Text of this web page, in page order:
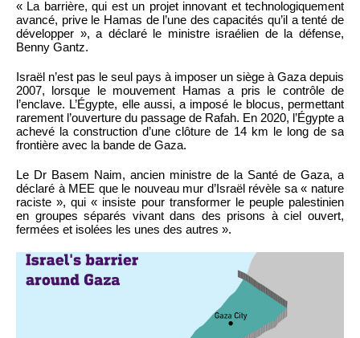
« La barrière, qui est un projet innovant et technologiquement
avancé, prive le Hamas de l’une des capacités qu’il a tenté de
développer », a déclaré le ministre israélien de la défense,
Benny Gantz.
Israël n’est pas le seul pays à imposer un siège à Gaza depuis
2007, lorsque le mouvement Hamas a pris le contrôle de
l’enclave. L’Égypte, elle aussi, a imposé le blocus, permettant
rarement l’ouverture du passage de Rafah. En 2020, l’Égypte a
achevé la construction d’une clôture de 14 km le long de sa
frontière avec la bande de Gaza.
Le Dr Basem Naim, ancien ministre de la Santé de Gaza, a
déclaré à MEE que le nouveau mur d’Israël révèle sa « nature
raciste », qui « insiste pour transformer le peuple palestinien
en groupes séparés vivant dans des prisons à ciel ouvert,
fermées et isolées les unes des autres ».